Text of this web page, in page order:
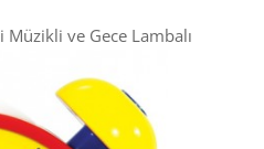
ve Gece Lambalı